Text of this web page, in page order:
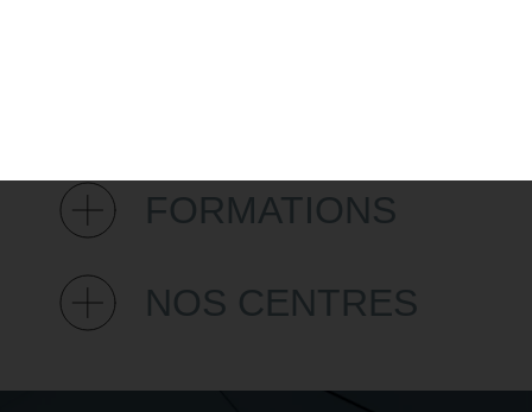
FORMATIONS
NOS CENTRES